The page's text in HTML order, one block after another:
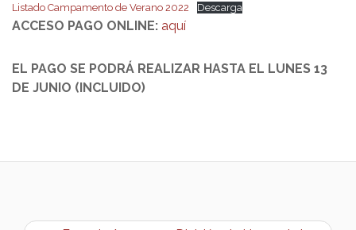
Listado Campamento de Verano 2022
Descarga
ACCESO PAGO ONLINE: aquí
EL PAGO SE PODRÁ REALIZAR HASTA EL LUNES 13
DE JUNIO (INCLUIDO)